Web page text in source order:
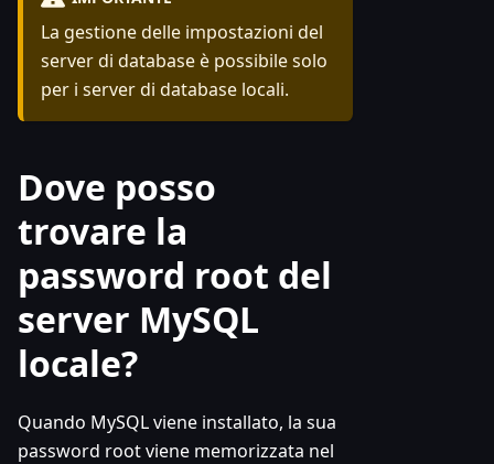
La gestione delle impostazioni del
server di database è possibile solo
per i server di database locali.
Dove posso
trovare la
password root del
server MySQL
locale?
Quando MySQL viene installato, la sua
password root viene memorizzata nel